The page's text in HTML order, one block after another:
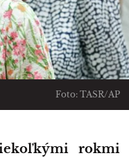
Foto: TASR/AP